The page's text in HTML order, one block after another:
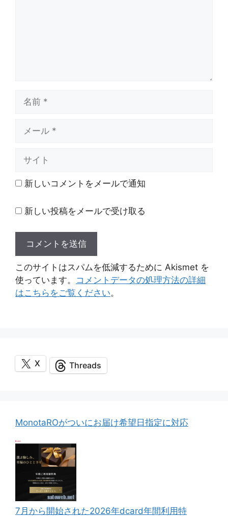
ト 新しいコメントをメールで通知
新しい投稿をメールで受け取る
このサイトはスパムを低減するために Akismet を
使っています。 コメントデータの処理方法の詳細
はこちらをご覧ください。
X Threads
MonotaROがついにお届け希望日指定に対応
7月から開始された2026年dcard年間利用特